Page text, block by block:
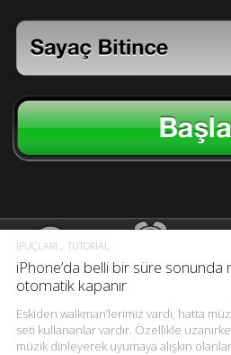
İPUÇLARI TUTORIAL
iPhone’da belli bir süre sonunda
otomatik kapanır
Eskiden walkman’lerimiz vardı, hatta
seti kullananlar vardır. Özellikle
müzik dinleyerek uyumaya alışkın